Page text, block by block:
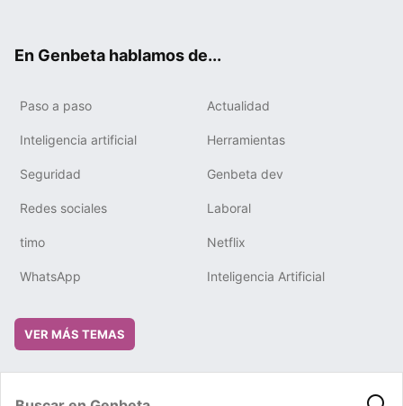
En Genbeta hablamos de...
Paso a paso Actualidad
Inteligencia artificial Herramientas
Seguridad Genbeta dev
Redes sociales Laboral
timo Netflix
WhatsApp Inteligencia Artificial
VER MÁS TEMAS